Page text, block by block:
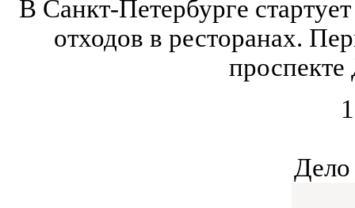
В Санкт-Петербурге
отходов в ресторанах.
Дело